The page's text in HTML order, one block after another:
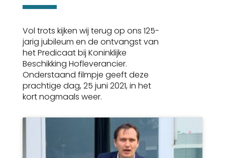
Vol trots kijken wij terug op ons 125-
jarig jubileum en de ontvangst van
het Predicaat bij Koninklijke
Beschikking Hofleverancier.
Onderstaand filmpje geeft deze
prachtige dag, 25 juni 2021, in het
kort nogmaals weer.